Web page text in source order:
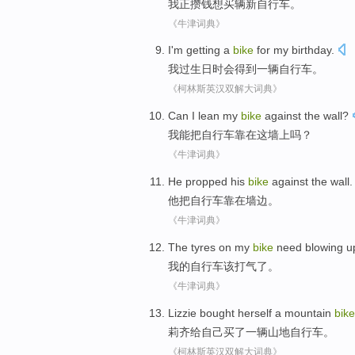
我正攒钱想买辆新自行车。
《牛津词典》
I'm getting a bike for my birthday.
我过生日时会得到一辆自行车。
《柯林斯英汉双解大词典》
Can I lean my bike against the wall?
我能把自行车靠在这墙上吗？
《牛津词典》
He propped his bike against the wall
他把自行车靠在墙边。
《牛津词典》
The tyres on my bike need blowing
我的自行车该打气了。
《牛津词典》
Lizzie bought herself a mountain bike
莉齐给自己买了一辆山地自行车。
《柯林斯英汉双解大词典》